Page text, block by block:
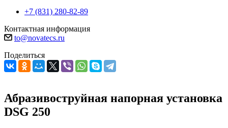
+7 (831) 280-82-89
Контактная информация
to@novatecs.ru
Поделиться
Абразивоструйная напорная установка
DSG 250